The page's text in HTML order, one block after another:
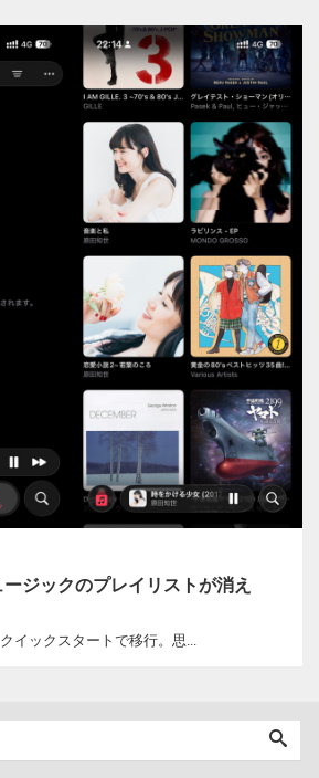
ージックのプレイリストが消え
イックスタートで移行。思...